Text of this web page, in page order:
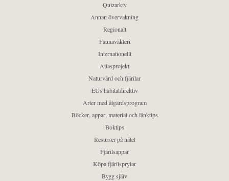
Quizarkiv
Annan övervakning
Regionalt
Faunaväkteri
Internationellt
Atlasprojekt
Naturvård och fjärilar
EUs habitatdirektiv
Arter med åtgärdsprogram
Böcker, appar, material och länktips
Boktips
Resurser på nätet
Fjärilsappar
Köpa fjärilsprylar
Bygg själv